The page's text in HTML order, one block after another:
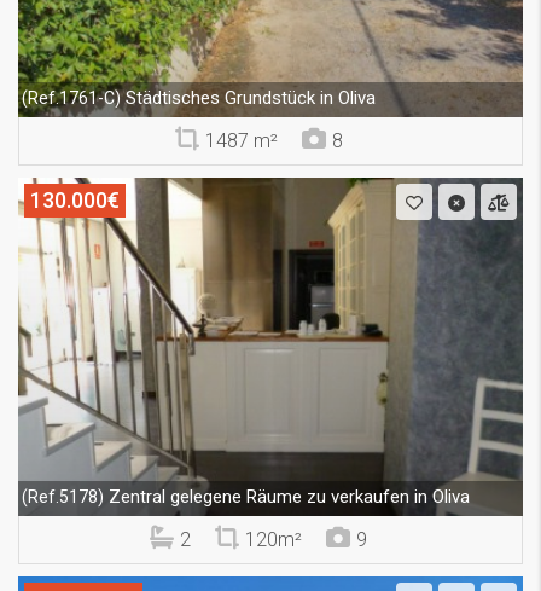
(Ref.1761-C)Städtisches Grundstück in Oliva
1487 m² 8
130.000€
(Ref.5178) Zentral gelegene Räume zu verkaufen in Oliva
2 120m² 9